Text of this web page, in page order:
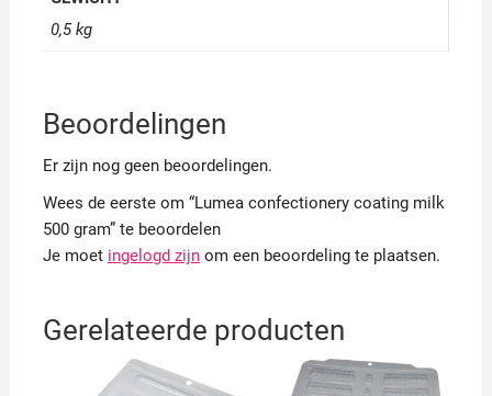
0,5 kg
Beoordelingen
Er zijn nog geen beoordelingen.
Wees de eerste om “Lumea confectionery coating milk
500 gram” te beoordelen
Je moet ingelogd zijnom een beoordeling te plaatsen.
Gerelateerde producten